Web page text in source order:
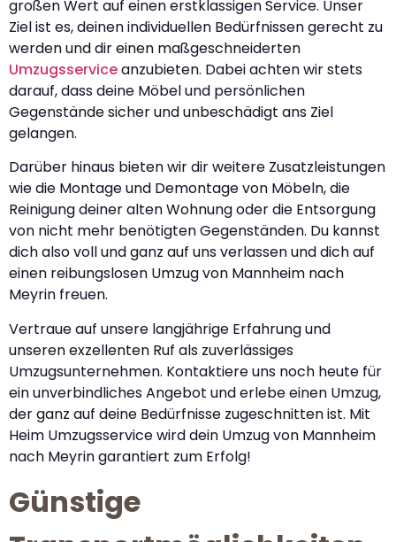
großen Wert auf einen erstklassigen Service. Unser
Ziel ist es, deinen individuellen Bedürfnissen gerecht zu
werden und dir einen maßgeschneiderten
Umzugsserviceanzubieten. Dabei achten wir stets
darauf, dass deine Möbel und persönlichen
Gegenstände sicher und unbeschädigt ans Ziel
gelangen.
Darüber hinaus bieten wir dir weitere Zusatzleistungen
wie die Montage und Demontage von Möbeln, die
Reinigung deiner alten Wohnung oder die Entsorgung
von nicht mehr benötigten Gegenständen. Du kannst
dich also voll und ganz auf uns verlassen und dich auf
einen reibungslosen Umzug von Mannheim nach
Meyrin freuen.
Vertraue auf unsere langjährige Erfahrung und
unseren exzellenten Ruf als zuverlässiges
Umzugsunternehmen. Kontaktiere uns noch heute für
ein unverbindliches Angebot und erlebe einen Umzug,
der ganz auf deine Bedürfnisse zugeschnitten ist. Mit
Heim Umzugsservice wird dein Umzug von Mannheim
nach Meyrin garantiert zum Erfolg!
Günstige